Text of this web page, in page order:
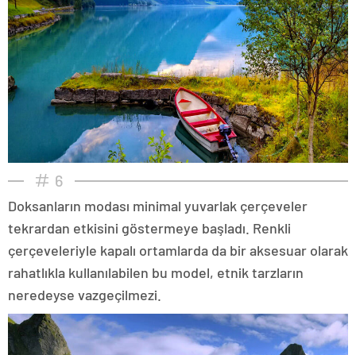
6
Doksanların modası minimal yuvarlak çerçeveler
tekrardan etkisini göstermeye başladı. Renkli
çerçeveleriyle kapalı ortamlarda da bir aksesuar olarak
rahatlıkla kullanılabilen bu model, etnik tarzların
neredeyse vazgeçilmezi.